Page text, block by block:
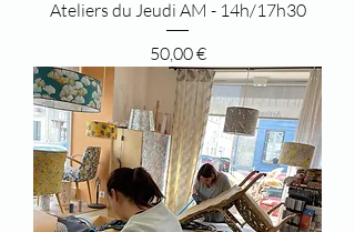
Ateliers du Jeudi AM - 14h/17h30
Prix
50,00 €